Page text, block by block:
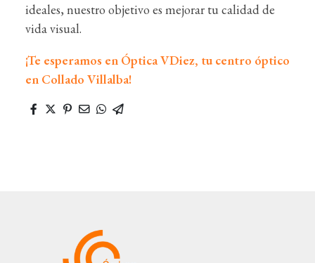
ideales, nuestro objetivo es mejorar tu calidad de
vida visual.
¡Te esperamos en Óptica VDiez, tu centro óptico
en Collado Villalba!